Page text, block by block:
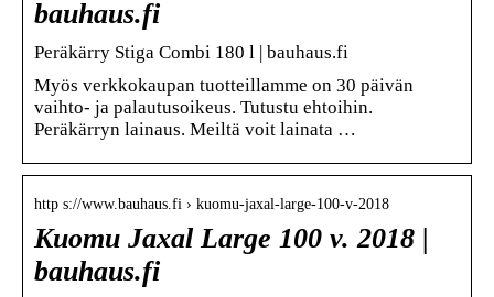
bauhaus.fi
Peräkärry Stiga Combi 180 l | bauhaus.fi
Myös verkkokaupan tuotteillamme on 30 päivän
vaihto- ja palautusoikeus. Tutustu ehtoihin.
Peräkärryn lainaus. Meiltä voit lainata …
http s://www.bauhaus.fi › kuomu-jaxal-large-100-v-2018
Kuomu Jaxal Large 100 v. 2018 |
bauhaus.fi